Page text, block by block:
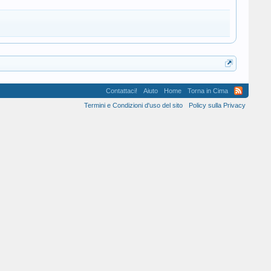
Contattaci! Aiuto Home
Torna in Cima
Termini e Condizioni d'uso del sito
Policy sulla Privacy